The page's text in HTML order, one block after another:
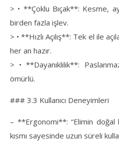
> • **Çoklu Bıçak**: Kesme,
birden fazla işlev.
> • **Hızlı Açılış**: Tek el ile
her an hazır.
> • **Dayanıklılık**:
ömürlü.
### 3.3 Kullanıcı Deneyimleri
– **Ergonomi**: “Elimin
kısmı sayesinde uzun süreli